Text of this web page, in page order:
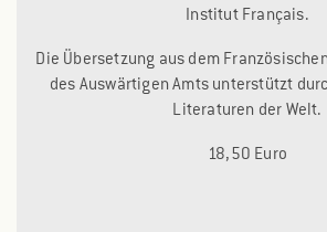
Institut Français.
Die Übersetzung aus dem
des Auswärtigen Amts unterstützt
Literaturen der Welt.
18,50 Euro